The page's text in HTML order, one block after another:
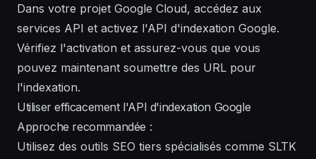
Dans votre projet Google Cloud, accédez aux
services API et activez l'API d'indexation Google.
Vérifiez l'activation et assurez-vous que vous
pouvez maintenant soumettre des URL pour
l'indexation.
Utiliser efficacement l'API d'indexation Google
Approche recommandée :
Utilisez des outils SEO tiers spécialisés comme SLTK